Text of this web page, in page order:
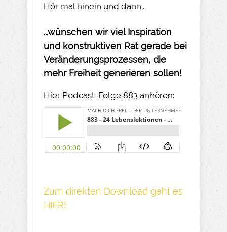
Hör mal hinein und dann...
...wünschen wir viel Inspiration
und konstruktiven Rat gerade bei
Veränderungsprozessen, die
mehr Freiheit generieren sollen!
Hier Podcast-Folge 883 anhören:
Z um direkte n Download geh t es
HIER!